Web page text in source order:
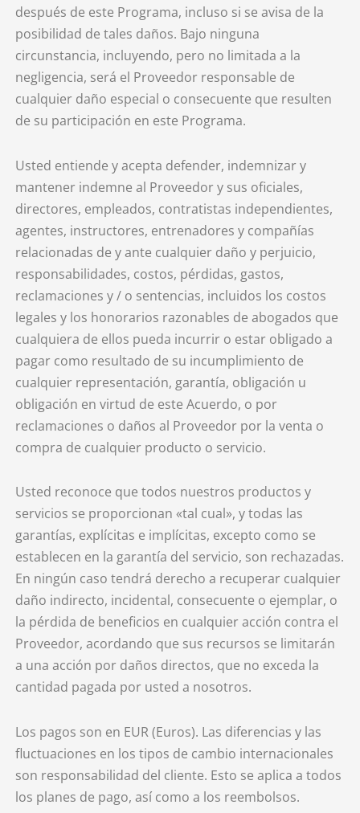
después de este Programa, incluso si se avisa de la
posibilidad de tales daños. Bajo ninguna
circunstancia, incluyendo, pero no limitada a la
negligencia, será el Proveedor responsable de
cualquier daño especial o consecuente que resulten
de su participación en este Programa.
Usted entiende y acepta defender, indemnizar y
mantener indemne al Proveedor y sus oficiales,
directores, empleados, contratistas independientes,
agentes, instructores, entrenadores y compañías
relacionadas de y ante cualquier daño y perjuicio,
responsabilidades, costos, pérdidas, gastos,
reclamaciones y / o sentencias, incluidos los costos
legales y los honorarios razonables de abogados que
cualquiera de ellos pueda incurrir o estar obligado a
pagar como resultado de su incumplimiento de
cualquier representación, garantía, obligación u
obligación en virtud de este Acuerdo, o por
reclamaciones o daños al Proveedor por la venta o
compra de cualquier producto o servicio.
Usted reconoce que todos nuestros productos y
servicios se proporcionan «tal cual», y todas las
garantías, explícitas e implícitas, excepto como se
establecen en la garantía del servicio, son rechazadas.
En ningún caso tendrá derecho a recuperar cualquier
daño indirecto, incidental, consecuente o ejemplar, o
la pérdida de beneficios en cualquier acción contra el
Proveedor, acordando que sus recursos se limitarán
a una acción por daños directos, que no exceda la
cantidad pagada por usted a nosotros.
Los pagos son en EUR (Euros). Las diferencias y las
fluctuaciones en los tipos de cambio internacionales
son responsabilidad del cliente. Esto se aplica a todos
los planes de pago, así como a los reembolsos.